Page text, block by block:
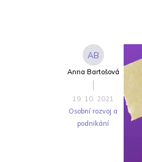
AB
Anna Bartošová
19. 10. 2021
Osobní rozvoj a
podnikání